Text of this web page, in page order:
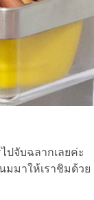
ปจับฉลากเลยค่ะ
มมาให้เราชิมด้วย